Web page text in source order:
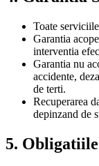
Toate
Garantia
interventia
Garantia nu
accidente,
de terti.
Recuperarea
depinzand de
5.